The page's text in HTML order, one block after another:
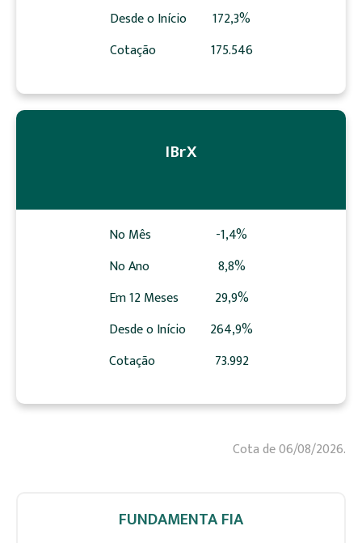
Desde o Início
Cotação
172,3%
175.546
IBrX
No Mês
No Ano
Em 12 Meses
Desde o Início
Cotação
-1,4%
8,8%
29,9%
264,9%
73.992
Cota de 06/08/2026.
FUNDAMENTA FIA